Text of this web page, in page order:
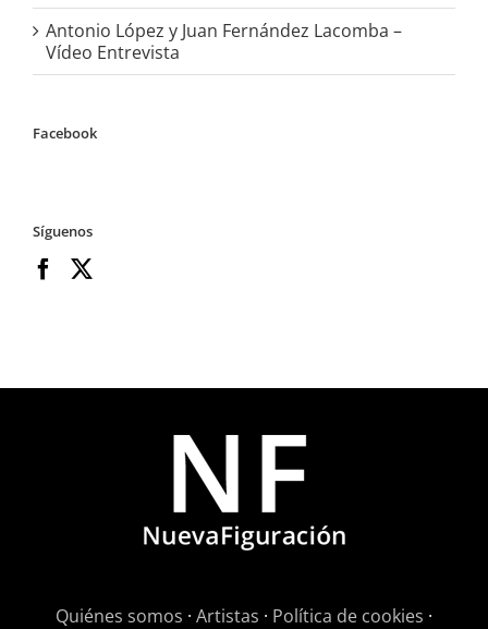
Antonio López y Juan Fernández Lacomba –
Vídeo Entrevista
Facebook
Síguenos
Quiénes somos · Artistas · Política de cookies ·